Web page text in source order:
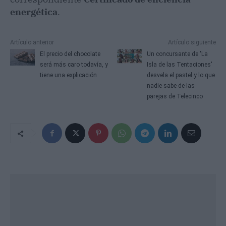
energética.
Artículo anterior
El precio del chocolate
será más caro todavía, y
tiene una explicación
Artículo siguiente
Un concursante de 'La
Isla de las Tentaciones'
desvela el pastel y lo que
nadie sabe de las
parejas de Telecinco